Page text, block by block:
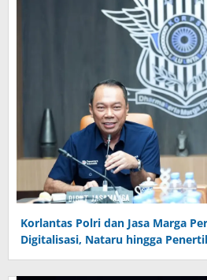
Korlantas Polri dan Jasa Marga
Digitalisasi, Nataru hingga